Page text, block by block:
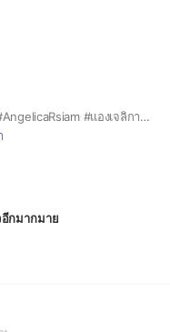
#ด้อมชีนัว #RoadtoMGT2026 #AngelicaRsiam #แองเจลิกาอาร์สยาม
กมากมาย